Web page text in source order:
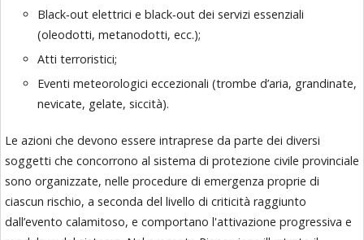
Black‐out elettrici e black‐out dei servizi essenziali
(oleodotti, metanodotti, ecc.);
Atti terroristici;
Eventi meteorologici eccezionali (trombe d’aria, grandinate,
nevicate, gelate, siccità).
Le azioni che devono essere intraprese da parte dei diversi
soggetti che concorrono al sistema di protezione civile provinciale
sono organizzate, nelle procedure di emergenza proprie di
ciascun rischio, a seconda del livello di criticità raggiunto
dall’evento calamitoso, e comportano l'attivazione progressiva e